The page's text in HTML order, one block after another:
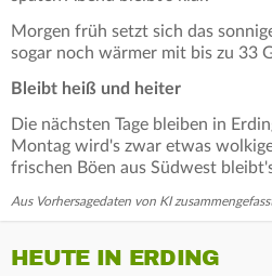
Morgen früh setzt sich das
sogar noch wärmer mit bis zu 33
Bleibt heiß und heiter
Die nächsten Tage bleiben in
Montag wird's zwar etwas
frischen Böen aus Südwest
Aus Vorhersagedaten von KI
HEUTE IN ERDING